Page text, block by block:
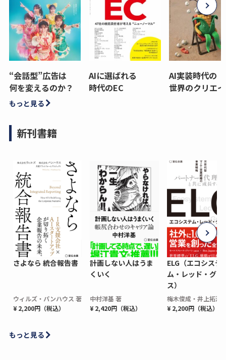
“会話型”広告は
何を変えるのか？
AIに選ばれる
時代のEC
AI実装時代の
世界のクリエ
もっと見る
新刊書籍
さよなら 統合報告書
ウィルズ・パンハウス 著
¥ 2,200円（税込）
計画しない人はうま
くいく
中村洋基 著
¥ 2,420円（税込）
ELG（エコシステ
ム・レッド・グロ
ス）
梅木俊成・井上拓海
¥ 2,200円（税込）
もっと見る